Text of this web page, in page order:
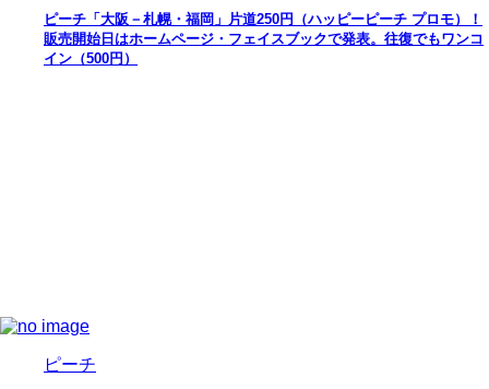
ピーチ「大阪－札幌・福岡」片道250円（ハッピーピーチ プロモ）！
販売開始日はホームページ・フェイスブックで発表。往復でもワンコ
イン（500円）
ピーチ